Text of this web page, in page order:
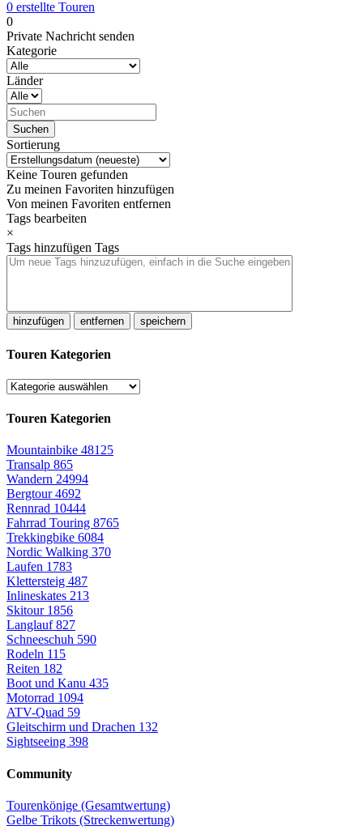
0 erstellte Touren
0
Private Nachricht senden
Kategorie
Länder
Sortierung
Keine Touren gefunden
Zu meinen Favoriten hinzufügen
Von meinen Favoriten entfernen
Tags bearbeiten
×
Tags hinzufügen Tags
hinzufügen entfernen speichern
Touren Kategorien
Touren Kategorien
Mountainbike 48125
Transalp 865
Wandern 24994
Bergtour4692
Rennrad 10444
Fahrrad Touring 8765
Trekkingbike 6084
Nordic Walking 370
Laufen 1783
Klettersteig 487
Inlineskates 213
Skitour 1856
Langlauf827
Schneeschuh 590
Rodeln 115
Reiten 182
Boot und Kanu 435
Motorrad 1094
ATV-Quad 59
Gleitschirm und Drachen 132
Sightseeing 398
Community
Tourenkönige (Gesamtwertung)
Gelbe Trikots (Streckenwertung)